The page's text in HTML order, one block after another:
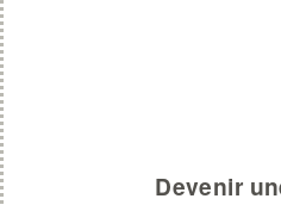
Devenir